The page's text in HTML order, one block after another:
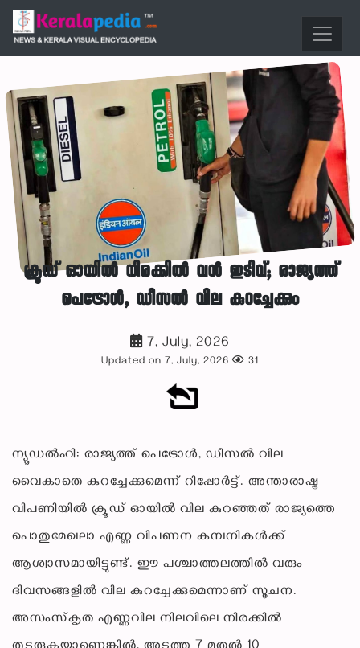
ക്രൂഡ് ഓയില്‍ നിരക്കില്‍ വന്‍ ഇടിവ്; രാജ്യത്ത്
പെട്രോള്‍, ഡീസല്‍ വില കുറച്ചേക്കും
7, July, 2026
Updated on 7, July, 2026 31
ന്യൂഡല്‍ഹി: രാജ്യത്ത് പെട്രോള്‍, ഡീസല്‍ വില
വൈകാതെ കുറച്ചേക്കുമെന്ന് റിപ്പോര്‍ട്ട്. അന്താരാഷ്ട്ര
വിപണിയില്‍ ക്രൂഡ് ഓയില്‍ വില കുറഞ്ഞത് രാജ്യത്തെ
പൊതുമേഖലാ എണ്ണ വിപണന കമ്പനികള്‍ക്ക്
ആശ്വാസമായിട്ടുണ്ട്. ഈ പശ്ചാത്തലത്തില്‍ വരും
ദിവസങ്ങളില്‍ വില കുറച്ചേക്കുമെന്നാണ് സൂചന.
അസംസ്‌കൃത എണ്ണവില നിലവിലെ നിരക്കില്‍